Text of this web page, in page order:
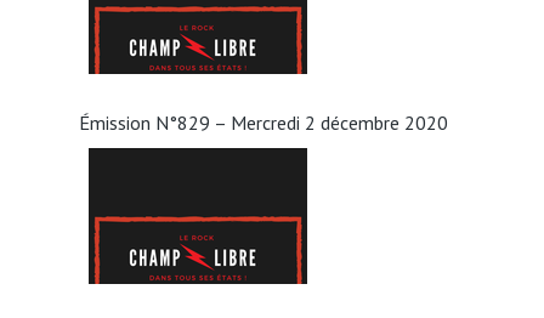
Émission N°829 – Mercredi 2 décembre 2020